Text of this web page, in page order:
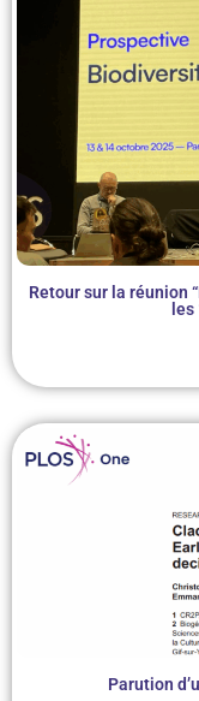
Retour sur la réunion
Parution